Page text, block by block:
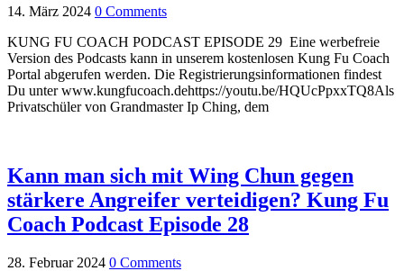
14. März 2024 0 Comments
KUNG FU COACH PODCAST EPISODE 29 Eine werbefreie
Version des Podcasts kann in unserem kostenlosen Kung Fu Coach
Portal abgerufen werden. Die Registrierungsinformationen findest
Du unter www.kungfucoach.dehttps://youtu.be/HQUcPpxxTQ8Als
Privatschüler von Grandmaster Ip Ching, dem
Kann man sich mit Wing Chun gegen
stärkere Angreifer verteidigen? Kung Fu
Coach Podcast Episode 28
28. Februar 2024 0 Comments